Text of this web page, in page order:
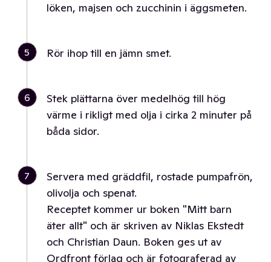
löken, majsen och zucchinin i äggsmeten.
5 Rör ihop till en jämn smet.
6
Stek plättarna över medelhög till hög
värme i rikligt med olja i cirka 2 minuter på
båda sidor.
7
Servera med gräddfil, rostade pumpafrön,
olivolja och spenat.
Receptet kommer ur boken "Mitt barn
äter allt" och är skriven av Niklas Ekstedt
och Christian Daun. Boken ges ut av
Ordfront förlag och är fotograferad av